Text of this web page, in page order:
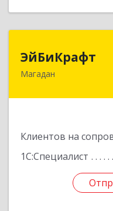
ЭйБиКрафт
Магадан
Клиентов на
1С:Специалист
685000,